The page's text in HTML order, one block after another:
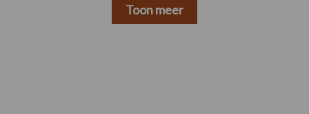
Toon meer